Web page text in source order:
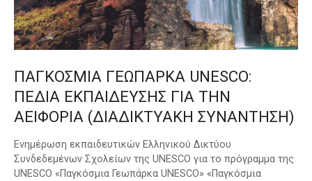
ΠΑΓΚΟΣΜΙΑ ΓΕΩΠΑΡΚΑ UNESCO:
ΠΕΔΙΑ ΕΚΠΑΙΔΕΥΣΗΣ ΓΙΑ ΤΗΝ
ΑΕΙΦΟΡΙΑ (ΔΙΑΔΙΚΤΥΑΚΗ ΣΥΝΑΝΤΗΣΗ)
Ενημέρωση εκπαιδευτικών Ελληνικού Δικτύου
Συνδεδεμένων Σχολείων της UNESCO για το πρόγραμμα της
UNESCO «Παγκόσμια Γεωπάρκα UNESCO» «Παγκόσμια